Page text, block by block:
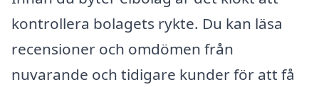
kontrollera bolagets rykte. Du kan läsa
recensioner och omdömen från
nuvarande och tidigare kunder för att få